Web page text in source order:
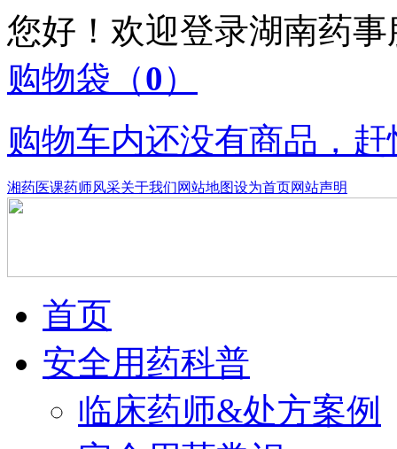
您好！欢迎登录湖南药
购物袋 （0）
购物车内还没有商品，
湘药医课药师风采关于我们网站地图设为首页网站声明
首页
安全用药科普
临床药师&处方案例